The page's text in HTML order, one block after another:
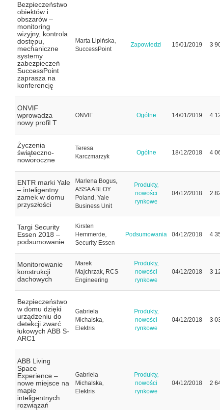
Bezpieczeństwo
obiektów i
obszarów –
monitoring
wizyjny, kontrola
dostępu,
mechaniczne
systemy
zabezpieczeń –
SuccessPoint
zaprasza na
konferencję
Marta Lipińska,
SuccessPoint
Zapowiedzi 15/01/2019 3
ONVIF
wprowadza
nowy profil T
ONVIF Ogólne 14/01/2019 4
Życzenia
świąteczno-
noworoczne
Teresa
Karczmarzyk
Ogólne 18/12/2018 4
ENTR marki Yale
– inteligentny
zamek w domu
przyszłości
Marlena Bogus,
ASSA ABLOY
Poland, Yale
Business Unit
Produkty,
nowości
rynkowe
04/12/2018 2
Targi Security
Essen 2018 –
podsumowanie
Kirsten
Hemmerde,
Security Essen
Podsumowania 04/12/2018 4
Monitorowanie
konstrukcji
dachowych
Marek
Majchrzak, RCS
Engineering
Produkty,
nowości
rynkowe
04/12/2018 3
Bezpieczeństwo
w domu dzięki
urządzeniu do
detekcji zwarć
łukowych ABB S-
ARC1
Gabriela
Michalska,
Elektris
Produkty,
nowości
rynkowe
04/12/2018 3
ABB Living
Space
Experience –
nowe miejsce na
mapie
inteligentnych
rozwiązań
Gabriela
Michalska,
Elektris
Produkty,
nowości
rynkowe
04/12/2018 2